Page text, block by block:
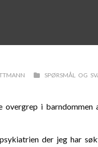
SPØRSMÅL OG
overgrep i
der jeg har